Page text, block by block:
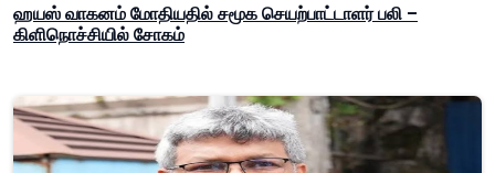
ஹயஸ் வாகனம் மோதியதில் சமூக செயற்பாட்டாளர் பலி –
கிளிநொச்சியில் சோகம்